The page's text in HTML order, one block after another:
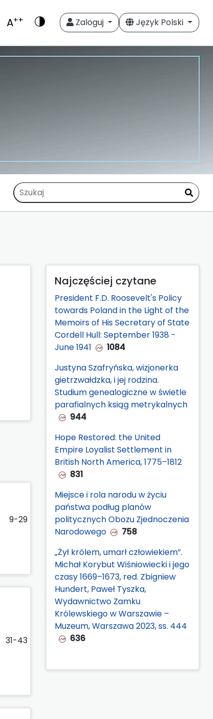
A++ Zaloguj Język Polski
9-29
31-43
Najczęściej czytane
President F.D. Roosevelt's Policy
towards Poland in the Light of the
Memoirs of His Secretary of State
Cordell Hull: September 1938 -
June 1941
1084
Justyna Szafryńska, wizjonerka
gietrzwałdzka, i jej rodzina.
Studium genealogiczne w świetle
parafialnych ksiąg metrykalnych
944
Hope Restored: the United
Empire Loyalist Settlement in
British North America, 1775–1812
831
Miejsce i rola narodu w życiu
państwa podług planów
politycznych Obozu Zjednoczenia
Narodowego
758
„Żył królem, umarł człowiekiem”.
Michał Korybut Wiśniowiecki i jego
czasy 1669–1673, red. Zbigniew
Hundert, Paweł Tyszka,
Wydawnictwo Zamku
Królewskiego w Warszawie –
Muzeum, Warszawa 2023, ss. 444
636